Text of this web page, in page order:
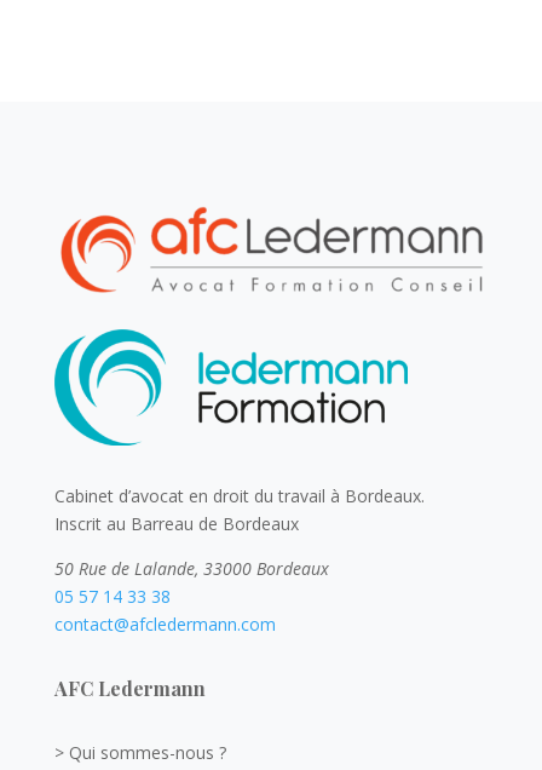
Cabinet d’avocat en droit du travail à Bordeaux.
Inscrit au Barreau de Bordeaux
50 Rue de Lalande, 33000 Bordeaux
05 57 14 33 38
contact@afcledermann.com
AFC Ledermann
> Qui sommes-nous ?